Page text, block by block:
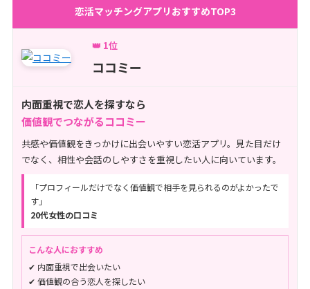
恋活マッチングアプリおすすめTOP3
👑 1位
ココミー
内面重視で恋人を探すなら
価値観でつながるココミー
共感や価値観をきっかけに出会いやすい恋活アプリ。見た目だけ
でなく、相性や会話のしやすさを重視したい人に向いています。
「プロフィールだけでなく価値観で相手を見られるのがよかったで
す」
20代女性の口コミ
こんな人におすすめ
✔ 内面重視で出会いたい
✔ 価値観の合う恋人を探したい